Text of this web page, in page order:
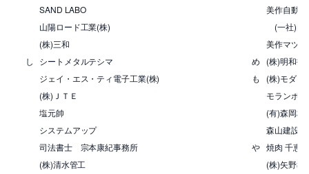
SAND LABO
美作自動
山陽ロード工業(株)
(一社)岡
(株)三和
美作マツ
し
シートメタルテシマ め
(株)明和技
ジェイ・エス・ティ電子工業(株)
も
(株)モダン
(株)ＪＴＥ
モランボ
塩元帥
(有)森岡林
システムアップ
森山建設(
司法書士 宗本康紀事務所
や 焼肉 千恵
(株)清水管工
(株)矢野教